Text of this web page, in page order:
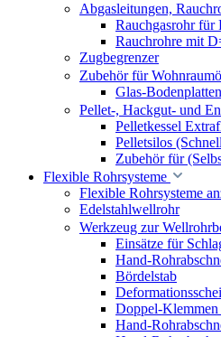
Abgasleitungen,
Rauchgasrohr für
Rauchrohre mit
Zugbegrenzer
Zubehör für
Glas-Bodenplatten
Pellet-, Hackgut- und
Pelletkessel
Pelletsilos
Zubehör für
Flexible Rohrsysteme
Flexible Rohrsysteme
Edelstahlwellrohr
Werkzeug zur
Einsätze für
Hand-
Bördelstab
Doppel-Klemmen
Hand-